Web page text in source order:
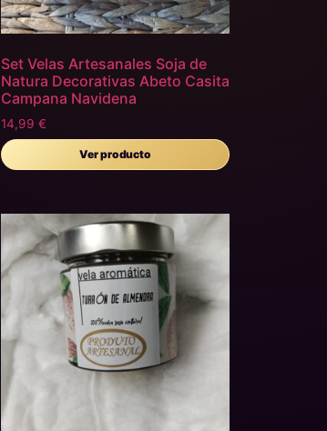
Set Velas Artesanales Soja de
Natura Decorativas Abeto Casita
Campana Navidena
14,99€
Ver producto